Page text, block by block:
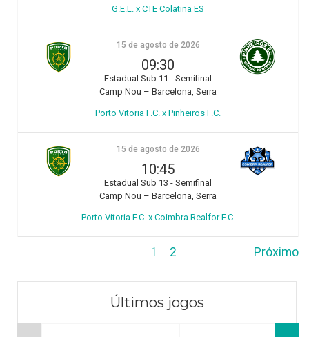
G.E.L. x CTE Colatina ES
15 de agosto de 2026
09:30
Estadual Sub 11 - Semifinal
Camp Nou – Barcelona, Serra
Porto Vitoria F.C. x Pinheiros F.C.
15 de agosto de 2026
10:45
Estadual Sub 13 - Semifinal
Camp Nou – Barcelona, Serra
Porto Vitoria F.C. x Coimbra Realfor F.C.
1 2 Próximo
Últimos jogos